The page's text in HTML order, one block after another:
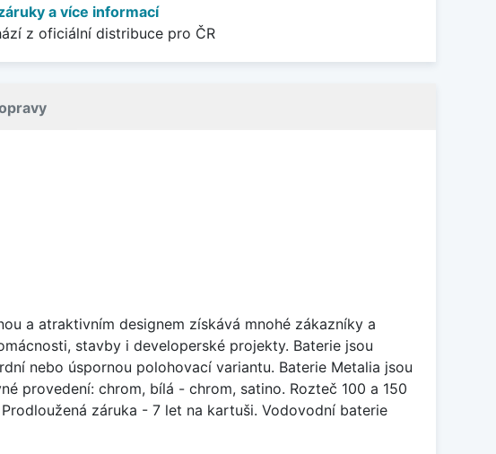
a více informací
z oficiální distribuce pro ČR
a atraktivním designem získává mnohé zákazníky a
stavby i developerské projekty. Baterie jsou
nebo úspornou polohovací variantu. Baterie Metalia jsou
provedení: chrom, bílá - chrom, satino. Rozteč 100 a 150
záruka - 7 let na kartuši. Vodovodní baterie